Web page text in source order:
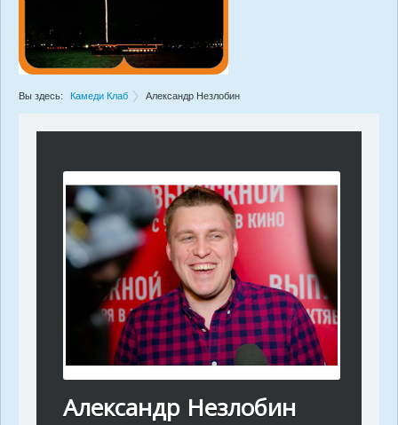
Вы здесь: Камеди Клаб Александр Незлобин
Александр Незлобин